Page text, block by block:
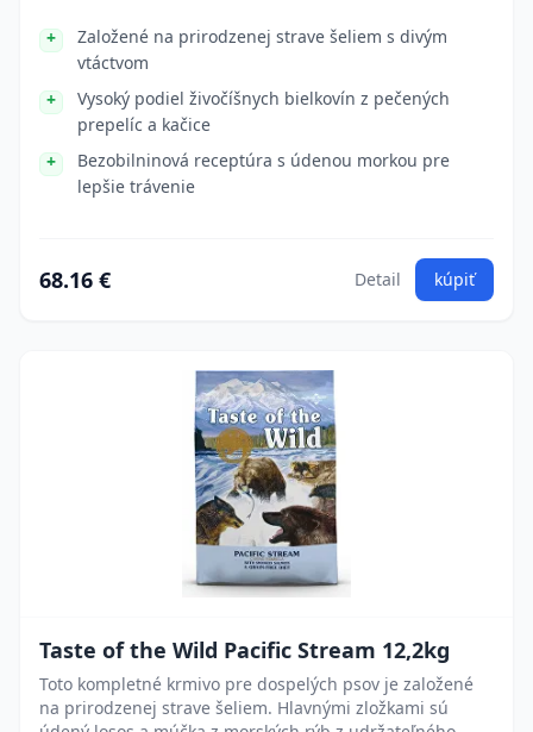
Založené na prirodzenej strave šeliem s divým
vtáctvom
Vysoký podiel živočíšnych bielkovín z pečených
prepelíc a kačice
Bezobilninová receptúra s údenou morkou pre
lepšie trávenie
68.16 € Detail kúpiť
Taste of the Wild Pacific Stream 12,2kg
Toto kompletné krmivo pre dospelých psov je založené
na prirodzenej strave šeliem. Hlavnými zložkami sú